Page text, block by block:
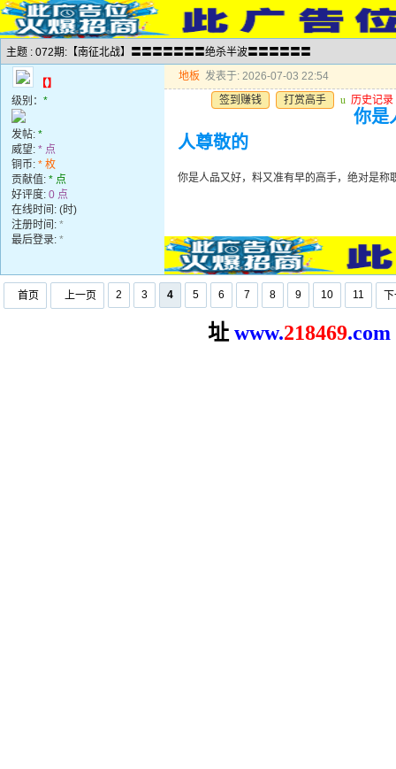
主题 : 072期:【南征北战】〓〓〓〓〓〓〓绝杀半波〓〓〓〓〓〓
【】
级别： *
发帖: *
威望: * 点
铜币: * 枚
贡献值: * 点
好评度: 0 点
在线时间: (时)
注册时间: *
最后登录: *
地板 发表于: 2026-07-03 22:54
签到赚钱
打赏高手 u 历史记录
你是
人尊敬的
你是人品又好，料又准有早的高手，绝对是称
首页 上一页 2 3 4 5 6 7 8 9 10 11
址 www.218469.com